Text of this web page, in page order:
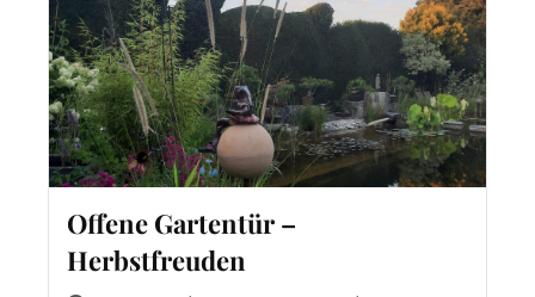
Offene Gartentür –
Herbstfreuden